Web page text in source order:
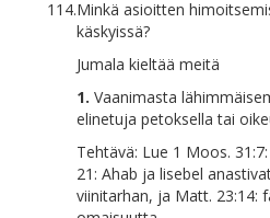
114.Minkä asioitten
käskyissä?
Jumala kieltää meitä
1. Vaanimasta
elinetuja petoksella tai
Tehtävä: Lue 1 Moos.
21: Ahab ja lisebel
viinitarhan, ja Matt. 23:14: